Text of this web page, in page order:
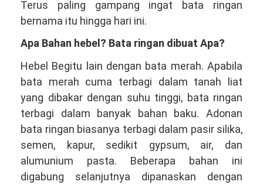
Terus paling gampang ingat bata ringan
bernama itu hingga hari ini.
Apa Bahan hebel? Bata ringan dibuat Apa?
Hebel Begitu lain dengan bata merah. Apabila
bata merah cuma terbagi dalam tanah liat
yang dibakar dengan suhu tinggi, bata ringan
terbagi dalam banyak bahan baku. Adonan
bata ringan biasanya terbagi dalam pasir silika,
semen, kapur, sedikit gypsum, air, dan
alumunium pasta. Beberapa bahan ini
digabung selanjutnya dipanaskan dengan